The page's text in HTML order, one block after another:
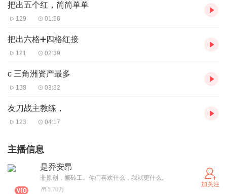
把出五个红，简简单单
129 01:56
把出六格➕四格红接
121 02:39
c 三角洲资产最多
138 03:32
友刀战主教练，
123 04:17
主播信息
是乔安昂
非原创，搬砖工。你们喜欢什么，我就更什么。
5.70万
加关注